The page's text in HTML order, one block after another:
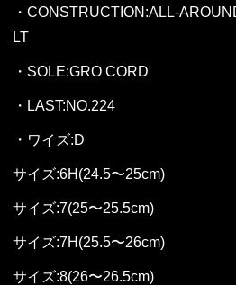
・CONSTRUCTION:ALL-
LT
・SOLE:GRO CORD
・LAST:NO.224
・ワイズ:D
サイズ:6H(24.5〜25cm)
サイズ:7(25〜25.5cm)
サイズ:7H(25.5〜26cm)
サイズ:8(26〜26.5cm)